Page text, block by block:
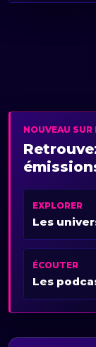
NOUVEAU
EXPLORER
Les
ÉCOUTER
Les